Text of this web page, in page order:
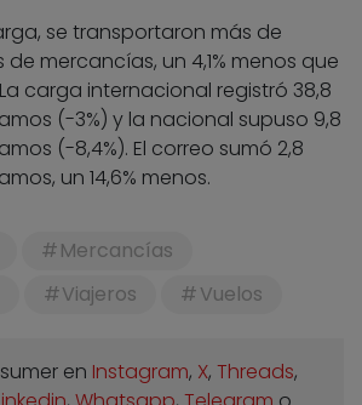
se transportaron más de
mercancías, un 4,1% menos que
La carga internacional registró 38,8
(-3%) y la nacional supuso 9,8
(-8,4%). El correo sumó 2,8
un 14,6% menos.
Mercancías
Viajeros Vuelos
en Instagram, X, Threads,